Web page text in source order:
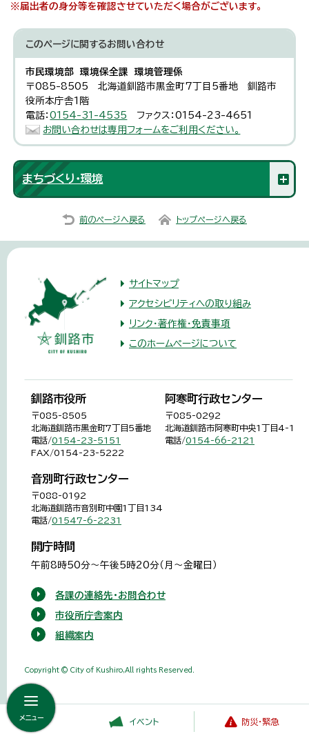
※届出者の身分等を確認させていただく場合がございます。
このページに関するお問い合わせ
市民環境部 環境保全課 環境管理係
〒085-8505 北海道釧路市黒金町7丁目5番地 釧路市
役所本庁舎1階
電話：0154-31-4535
ファクス：0154-23-4651
お問い合わせは専用フォームをご利用ください。
まちづくり・環境
前のページへ戻る トップページへ戻る
メニュー イベント 防災・緊急
サイトマップ
アクセシビリティへの取り組み
リンク・著作権・免責事項
このホームページについて
釧路市役所
〒085-8505
北海道釧路市黒金町7丁目5番地
電話/0154-23-5151
FAX/0154-23-5222
阿寒町行政センター
〒085-0292
北海道釧路市阿寒町中央1丁目4-1
電話/0154-66-2121
音別町行政センター
〒088-0192
北海道釧路市音別町中園1丁目134
電話/01547-6-2231
開庁時間
午前8時50分～午後5時20分（月～金曜日）
各課の連絡先・お問合わせ
市役所庁舎案内
組織案内
Copyright © City of Kushiro,All rights Reserved.